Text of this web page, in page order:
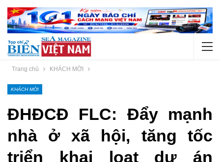
Trang chủ KHÁCH MỜI
KHÁCH MỜI
ĐHĐCĐ FLC: Đẩy mạnh
nhà ở xã hội, tăng tốc
triển khai loạt dự án